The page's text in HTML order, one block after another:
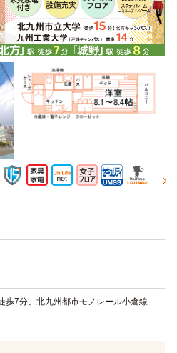
歩7分、北九州都市モノレール小倉線